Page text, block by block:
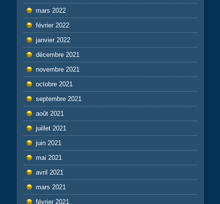
mars 2022
février 2022
janvier 2022
décembre 2021
novembre 2021
octobre 2021
septembre 2021
août 2021
juillet 2021
juin 2021
mai 2021
avril 2021
mars 2021
février 2021